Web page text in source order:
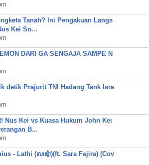
Tanah? Ini Pengakuan Langs
Kei So...
DARI GA SENGAJA SAMPE N
detik Prajurit TNI Hadang Tank Isra
Nus Kei vs Kuasa Hukum John Kei
B...
- Lathi (ꦭꦛꦶ)(ft. Sara Fajira) (Cov